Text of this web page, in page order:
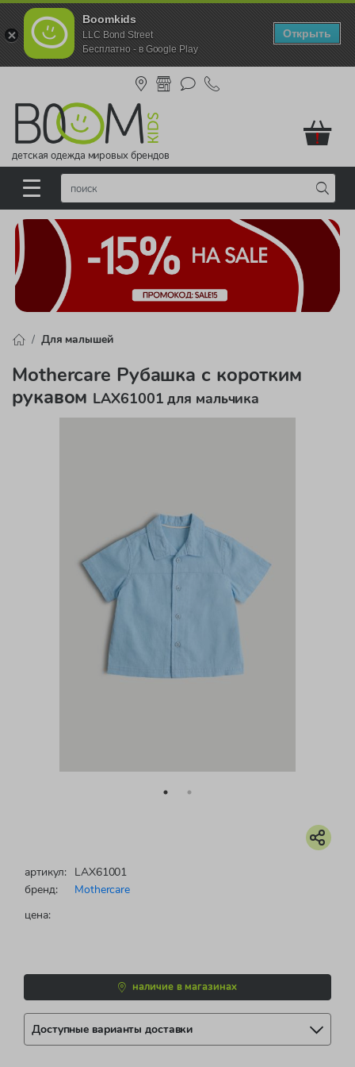
Boomkids
LLC Bond Street
Бесплатно - в Google Play
Открыть
детская одежда мировых брендов
!
Для малышей
Mothercare Рубашка с коротким
рукавом LAX61001 для мальчика
артикул: LAX61001
бренд:
Mothercare
цена:
наличие в магазинах
Доступные варианты доставки